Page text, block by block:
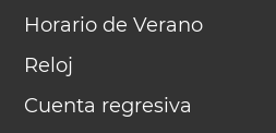
Horario de Verano
Reloj
Cuenta regresiva